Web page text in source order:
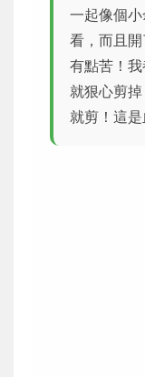
一起像個
看，而且
有點苦！
就狠心剪
就剪！這是